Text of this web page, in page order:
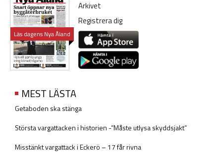
Läs dagens Nya Åland
Arkivet
Registrera dig
MEST LÄSTA
Getaboden ska stänga
Största vargattacken i historien -”Måste utlysa skyddsjakt”
Misstänkt vargattack i Eckerö – 17 får rivna